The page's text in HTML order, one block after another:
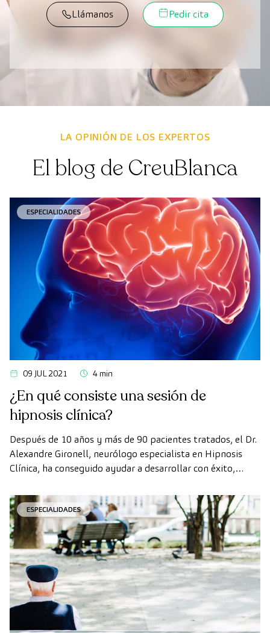
Llámanos Pedir cita
LA OPINIÓN DE LOS EXPERTOS
El blog de CreuBlanca
ESPECIALIDADES
09 JUL 2021 4 min
¿En qué consiste una sesión de
hipnosis clínica?
Después de 10 años y más de 90 pacientes tratados, el Dr.
Alexandre Gironell, neurólogo especialista en Hipnosis
Clínica, ha conseguido ayudar a desarrollar con éxito,
en la Hipnosis Clínica para tratar trastornos neurológicos
funcionales, también conocidos como trastornos
conversivos. Dr. Gironell, ¿a qué nos referimos cuando […]
ESPECIALIDADES